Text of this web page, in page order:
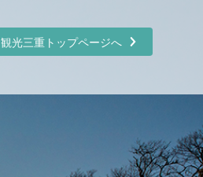
観光三重トップページへ